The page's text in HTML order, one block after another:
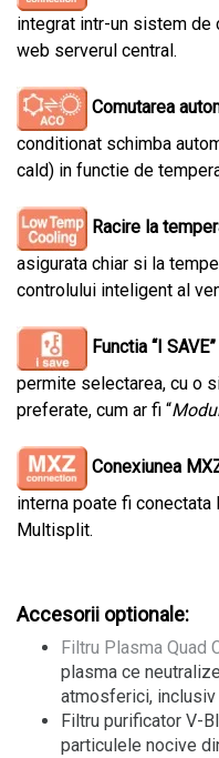
integrat intr-un sistem de
web serverul central.
Comutarea
conditionat schimba
cald) in functie de
Racire la
asigurata chiar si la
controlului inteligent al
Functia “I SAVE”
permite selectarea, cu o
preferate, cum ar fi “
Conexiunea
interna poate fi
Multisplit.
Accesorii optionale:
Filtru Plasma Quad
plasma ce
atmosferici, inclusiv
Filtru purificator V-
particulele nocive